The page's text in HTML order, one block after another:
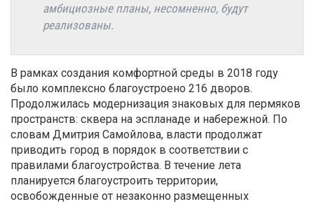
амбициозные планы, несомненно, будут
реализованы.
В рамках создания комфортной среды в 2018 году
было комплексно благоустроено 216 дворов.
Продолжилась модернизация знаковых для пермяков
пространств: сквера на эспланаде и набережной. По
словам Дмитрия Самойлова, власти продолжат
приводить город в порядок в соответствии с
правилами благоустройства. В течение лета
планируется благоустроить территории,
освобожденные от незаконно размещенных